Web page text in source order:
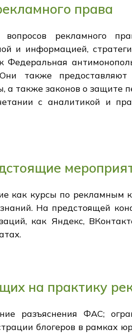
права
рекламного
и информацией,
Федеральная
также
а также законов о
с аналитикой и
как курсы по рекламным
На предстоящей
как Яндекс,
на практику
разъяснения ФАС;
блогеров в рамках